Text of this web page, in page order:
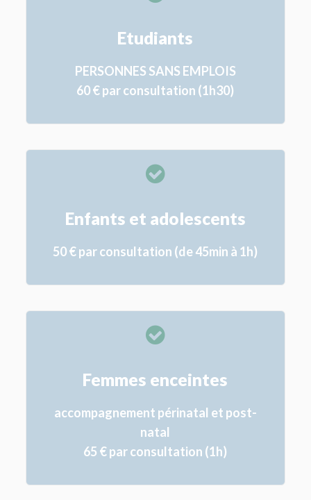
Etudiants
PERSONNES SANS EMPLOIS
60 € par consultation (1h30)
Enfants et adolescents
50 € par consultation (de 45min à 1h)
Femmes enceintes
accompagnement périnatal et post-
natal
65 € par consultation (1h)